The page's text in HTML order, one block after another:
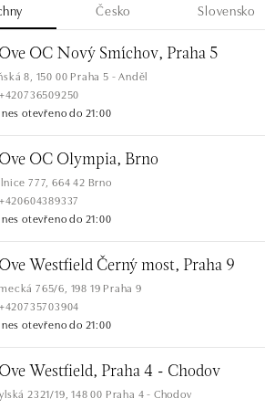
Česko Slovensko
OC Nový Smíchov, Praha 5
8, 150 00 Praha 5 - Anděl
otevřeno do 21:00
OC Olympia, Brno
777, 664 42 Brno
otevřeno do 21:00
Westfield Černý most, Praha 9
765/6, 198 19 Praha 9
otevřeno do 21:00
Westfield, Praha 4 - Chodov
2321/19, 148 00 Praha 4 - Chodov